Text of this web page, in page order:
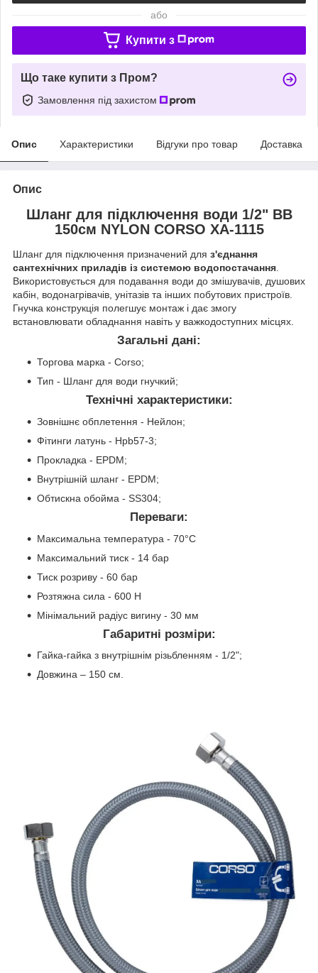
або
Купити з
Що таке купити з Пром?
Замовлення під захистом
Опис Характеристики Відгуки про товар Доставка
Опис
Шланг для підключення води 1/2" ВВ
150см NYLON CORSO XA-1115
Шланг для підключення призначений для з'єднання
сантехнічних приладів із системою водопостачання.
Використовується для подавання води до змішувачів, душових
кабін, водонагрівачів, унітазів та інших побутових пристроїв.
Гнучка конструкція полегшує монтаж і дає змогу
встановлювати обладнання навіть у важкодоступних місцях.
Загальні дані:
Торгова марка - Corso;
Тип - Шланг для води гнучкий;
Технічні характеристики:
Зовнішнє обплетення - Нейлон;
Фітинги латунь - Hpb57-3;
Прокладка - EPDM;
Внутрішній шланг - EPDM;
Обтискна обойма - SS304;
Переваги:
Максимальна температура - 70°C
Максимальний тиск - 14 бар
Тиск розриву - 60 бар
Розтяжна сила - 600 Н
Мінімальний радіус вигину - 30 мм
Габаритні розміри:
Гайка-гайка з внутрішнім різьбленням - 1/2";
Довжина – 150 см.